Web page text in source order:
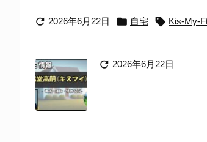
 2026年6月22日  自宅  Kis-My-
 2026年6月22日